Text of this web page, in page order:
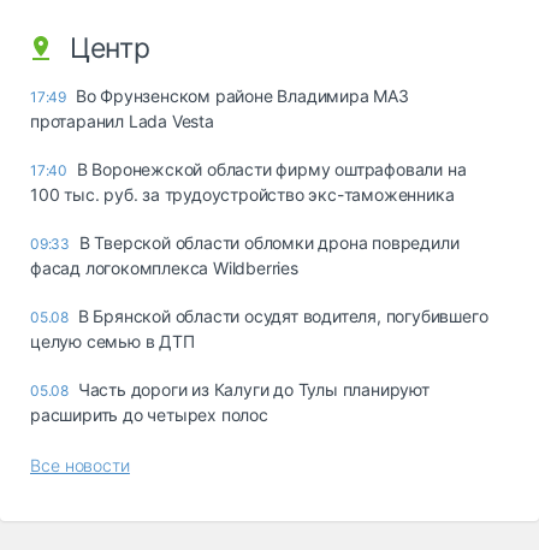
Центр
17:49 Во Фрунзенском районе Владимира МАЗ
протаранил Lada Vesta
17:40
В Воронежской области фирму оштрафовали на
100 тыс. руб. за трудоустройство экс-таможенника
09:33
В Тверской области обломки дрона повредили
фасад логокомплекса Wildberries
05.08 В Брянской области осудят водителя, погубившего
целую семью в ДТП
05.08 Часть дороги из Калуги до Тулы планируют
расширить до четырех полос
Все новости